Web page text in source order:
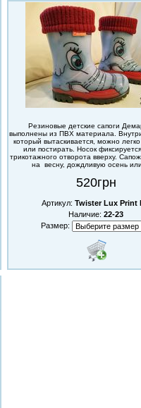
Резиновые детские сапоги
выполнены из ПВХ материала. Внутри
который вытаскивается, можно
или постирать. Носок
трикотажного отворота вверху.
на весну, дождливую осень
520грн
Артикул: Twister Lux Print
Наличие: 22-23
Размер: